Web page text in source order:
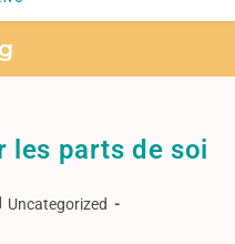
les parts de soi
Uncategorized